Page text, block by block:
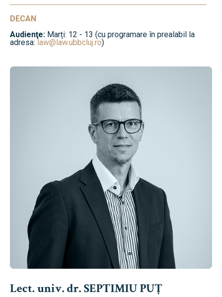
DECAN
Audienţe: Marți: 12 - 13 (cu programare în prealabil la
adresa:law@law.ubbcluj.ro)
Lect. univ. dr. SEPTIMIU PUȚ